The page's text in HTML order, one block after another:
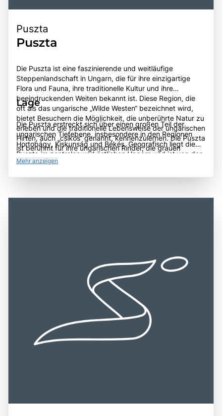
Puszta
Puszta
Die Puszta ist eine faszinierende und weitläufige
Steppenlandschaft in Ungarn, die für ihre einzigartige
Flora und Fauna, ihre traditionelle Kultur und ihre
beeindruckenden Weiten bekannt ist. Diese Region, die
oft als das ungarische „Wilde Westen“ bezeichnet wird,
bietet Besuchern die Möglichkeit, die unberührte Natur zu
erleben und die traditionelle Lebensweise der ungarischen
Hirten, auch „csikós“ genannt, kennenzulernen. Die Puszta
ist berühmt für ihre ungarischen Rinder, die grauen
Ungarischen Rinder, und die Pferdezucht, die eine
können an aufregenden Reitausflügen, traditionellen
Erlebnissen teilnehmen, die die regionale Küche
reiche Kultur zu entdecken und unvergessliche
Erinnerungen zu sammeln. Die Kombination aus
beeindruckenden Landschaften, traditioneller
Lebensweise und vielfältigen Aktivitäten macht die Puszta
zu einem unvergesslichen Ziel für Reisende.
Lage
Die Puszta erstreckt sich über einen großen Teil der
ungarischen Tiefebene, insbesondere in den Regionen
Hortobágy, Kiskunság und Békés. Geografisch liegt die
Puszta im zentralen und östlichen Ungarn und ist von den
Flüssen Donau und Theiß umgeben. Die Region ist gut
macht die Puszta zu einem unvergesslichen Erlebnis für
alle, die die Schönheit und Vielfalt dieser einzigartigen
Region entdecken möchten.
Mehr anzeigen